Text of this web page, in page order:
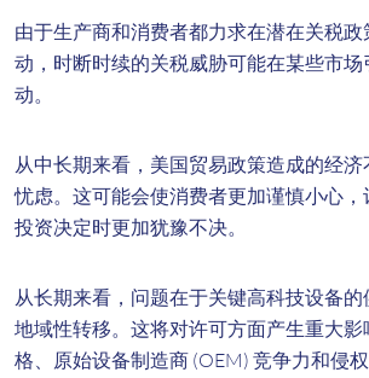
由于生产商和消费者都力求在潜在关税
动，时断时续的关税威胁可能在某些市
动。
从中长期来看，美国贸易政策造成的经
忧虑。这可能会使消费者更加谨慎小心
投资决定时更加犹豫不决。
从长期来看，问题在于关键高科技设备
地域性转移。这将对许可方面产生重大
格、原始设备制造商 (OEM) 竞争力和侵权